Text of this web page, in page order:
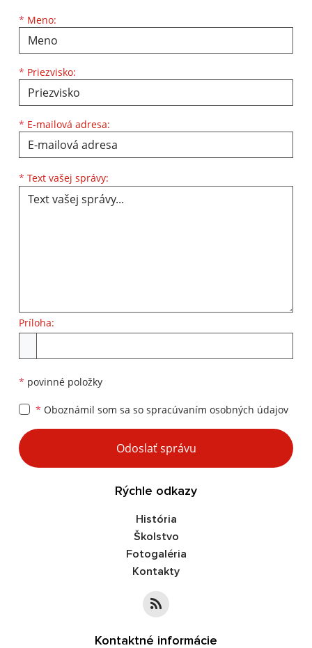
* Meno:
Meno
* Priezvisko:
Priezvisko
* E-mailová adresa:
E-mailová adresa
* Text vašej správy:
Príloha:
* povinné položky
* Oboznámil som sa so spracúvaním osobných údajov
Google reCaptcha Response
Odoslať správu
Rýchle odkazy
História
Školstvo
Fotogaléria
Kontakty
Kontaktné informácie